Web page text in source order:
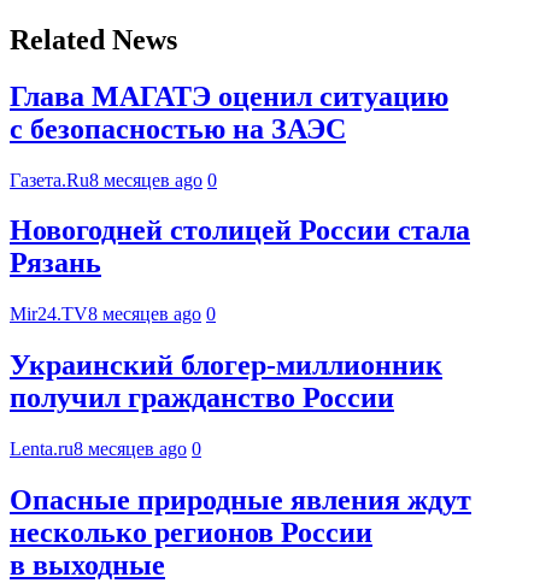
Related News
Глава МАГАТЭ оценил ситуацию
с безопасностью на ЗАЭС
Газета.Ru8 месяцев ago 0
Новогодней столицей России стала
Рязань
Mir24.TV8 месяцев ago 0
Украинский блогер-миллионник
получил гражданство России
Lenta.ru8 месяцев ago 0
Опасные природные явления ждут
несколько регионов России
в выходные